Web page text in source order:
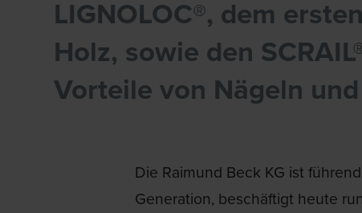
LIGNOLOC®, dem
Holz, sowie den
Vorteile von Nägeln
Die Raimund Beck KG ist
Generation, beschäftigt heute